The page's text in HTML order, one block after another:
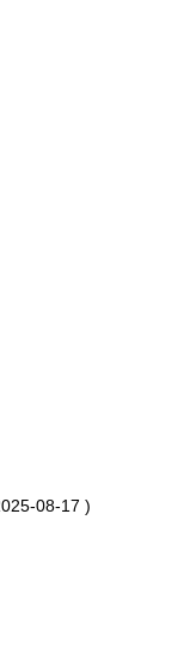
08-17 )